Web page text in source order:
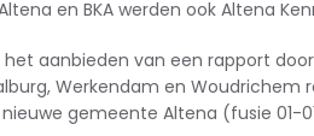
en BKA werden ook Altena
aanbieden van een rapport door
Werkendam en
gemeente Altena (fusie 01-